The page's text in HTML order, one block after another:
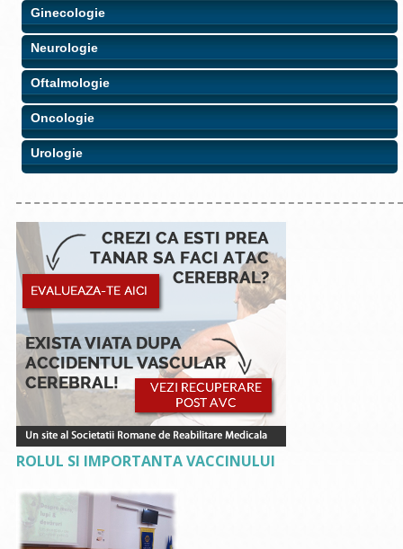
Ginecologie
Neurologie
Oftalmologie
Oncologie
Urologie
ROLUL SI IMPORTANTA VACCINULUI